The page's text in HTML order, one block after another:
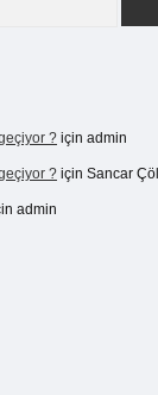
? için admin
? için Sancar Çöl
admin